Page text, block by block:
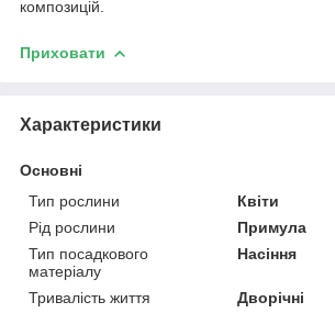
композицій.
Приховати
Характеристики
Основні
Тип рослини
Квіти
Рід рослини
Примула
Тип посадкового
матеріалу
Насіння
Тривалість життя
Дворічні